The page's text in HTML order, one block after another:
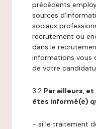
précédents
sources
sociaux
recrutement ou
dans le
informations vous
de votre
3.2 Par ailleurs,
êtes informé(e)
- si le traitement